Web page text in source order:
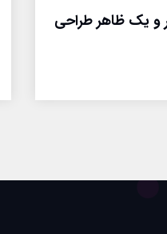
و یک ظاهر طراحی